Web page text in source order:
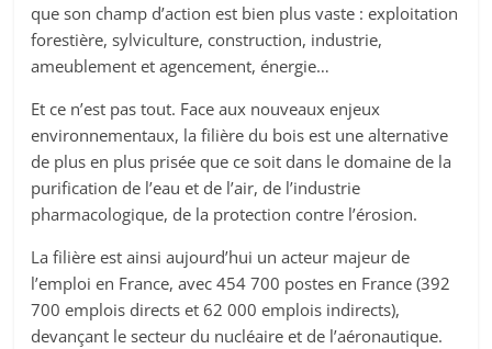
que son champ d’action est bien plus vaste : exploitation
forestière, sylviculture, construction, industrie,
ameublement et agencement, énergie…
Et ce n’est pas tout. Face aux nouveaux enjeux
environnementaux, la filière du bois est une alternative
de plus en plus prisée que ce soit dans le domaine de la
purification de l’eau et de l’air, de l’industrie
pharmacologique, de la protection contre l’érosion.
La filière est ainsi aujourd’hui un acteur majeur de
l’emploi en France, avec 454 700 postes en France (392
700 emplois directs et 62 000 emplois indirects),
devançant le secteur du nucléaire et de l’aéronautique.